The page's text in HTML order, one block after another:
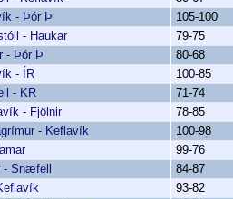
- Þór Þ
105-100
- Haukar
79-75
- Þór Þ
80-68
- ÍR
100-85
- KR
71-74
- Fjölnir
78-85
- Keflavík
100-98
99-76
- Snæfell
84-87
93-82